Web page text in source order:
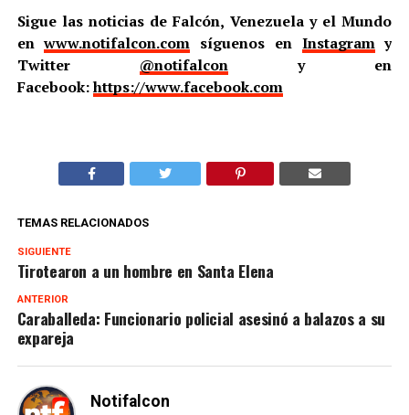
Sigue las noticias de Falcón, Venezuela y el Mundo
enwww.notifalcon.com síguenos en Instagramy
Twitter @notifalcony en
Facebook:https://www.facebook.com
TEMAS RELACIONADOS
SIGUIENTE
Tirotearon a un hombre en Santa Elena
ANTERIOR
Caraballeda: Funcionario policial asesinó a balazos a su
expareja
Notifalcon